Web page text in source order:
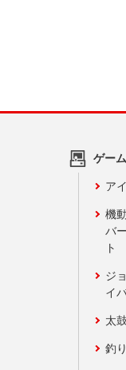
ゲー
ア
機
バ
ト
ジ
イ
太
釣